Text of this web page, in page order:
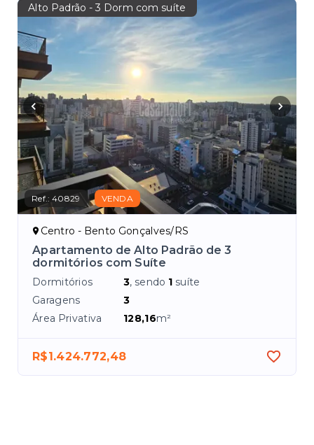
Alto Padrão - 3 Dorm com suíte
Ref.:40829 VENDA
Centro - Bento Gonçalves/RS
Apartamento de Alto Padrão de 3
dormitórios com Suíte
Dormitórios 3, sendo 1 suíte
Garagens
3
Área Privativa
128,16m²
R$1.424.772,48